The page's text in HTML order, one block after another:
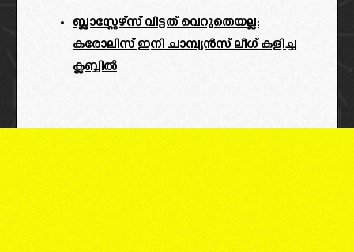
ബ്ലാസ്റ്റേഴ്‌സ് വിട്ടത് വെറുതെയല്ല:
കരോലിസ് ഇനി ചാമ്പ്യൻസ് ലീഗ് കളിച്ച
ക്ലബ്ബിൽ